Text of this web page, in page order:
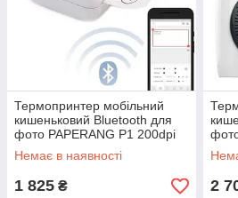
Термопринтер мобільний
кишеньковий Bluetooth для
фото PAPERANG P1 200dpi
Немає в наявності
1 825 ₴ 2